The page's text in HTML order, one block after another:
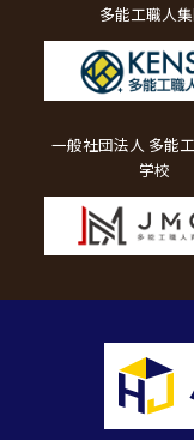
多能工職人
一般社団法人 多能
学校